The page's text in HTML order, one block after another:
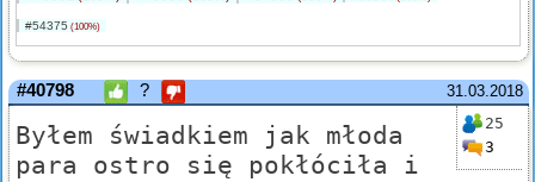
#54375 (100%)
31.03.2018
#40798 ?
25
3
Byłem świadkiem jak młoda
para ostro się pokłóciła i